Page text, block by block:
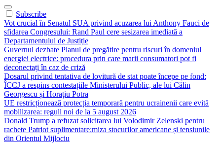
Subscribe
Vot crucial în Senatul SUA privind acuzarea lui Anthony Fauci de
sfidarea Congresului: Rand Paul cere sesizarea imediată a
Departamentului de Justiție
Guvernul dezbate Planul de pregătire pentru riscuri în domeniul
energiei electrice: procedura prin care marii consumatori pot fi
deconectați în caz de criză
Dosarul privind tentativa de lovitură de stat poate începe pe fond:
ÎCCJ a respins contestațiile Ministerului Public, ale lui Călin
Georgescu și Horațiu Potra
UE restricționează protecția temporară pentru ucrainenii care evită
mobilizarea: reguli noi de la 5 august 2026
Donald Trump a refuzat solicitarea lui Volodimir Zelenski pentru
rachete Patriot suplimentare:miza stocurilor americane și tensiunile
din Orientul Mijlociu